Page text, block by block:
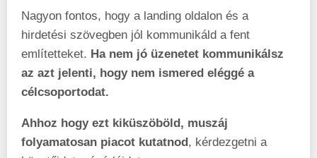
Nagyon fontos, hogy a landing oldalon és a
hirdetési szövegben jól kommunikáld a fent
említetteket. Ha nem jó üzenetet kommunikálsz
az azt jelenti, hogy nem ismered eléggé a
célcsoportodat.
Ahhoz hogy ezt kiküszöböld, muszáj
folyamatosan piacot kutatnod, kérdezgetni a